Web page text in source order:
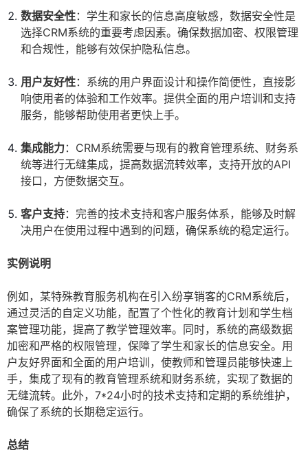
数据安全性：学生和家长的信息高度敏感，数据安全性是
选择CRM系统的重要考虑因素。确保数据加密、权限管理
和合规性，能够有效保护隐私信息。
用户友好性：系统的用户界面设计和操作简便性，直接影
响使用者的体验和工作效率。提供全面的用户培训和支持
服务，能够帮助使用者更快上手。
集成能力：CRM系统需要与现有的教育管理系统、财务系
统等进行无缝集成，提高数据流转效率，支持开放的API
接口，方便数据交互。
客户支持：完善的技术支持和客户服务体系，能够及时解
决用户在使用过程中遇到的问题，确保系统的稳定运行。
实例说明
例如，某特殊教育服务机构在引入纷享销客的CRM系统后，
通过灵活的自定义功能，配置了个性化的教育计划和学生档
案管理功能，提高了教学管理效率。同时，系统的高级数据
加密和严格的权限管理，保障了学生和家长的信息安全。用
户友好界面和全面的用户培训，使教师和管理员能够快速上
手，集成了现有的教育管理系统和财务系统，实现了数据的
无缝流转。此外，7*24小时的技术支持和定期的系统维护，
确保了系统的长期稳定运行。
总结